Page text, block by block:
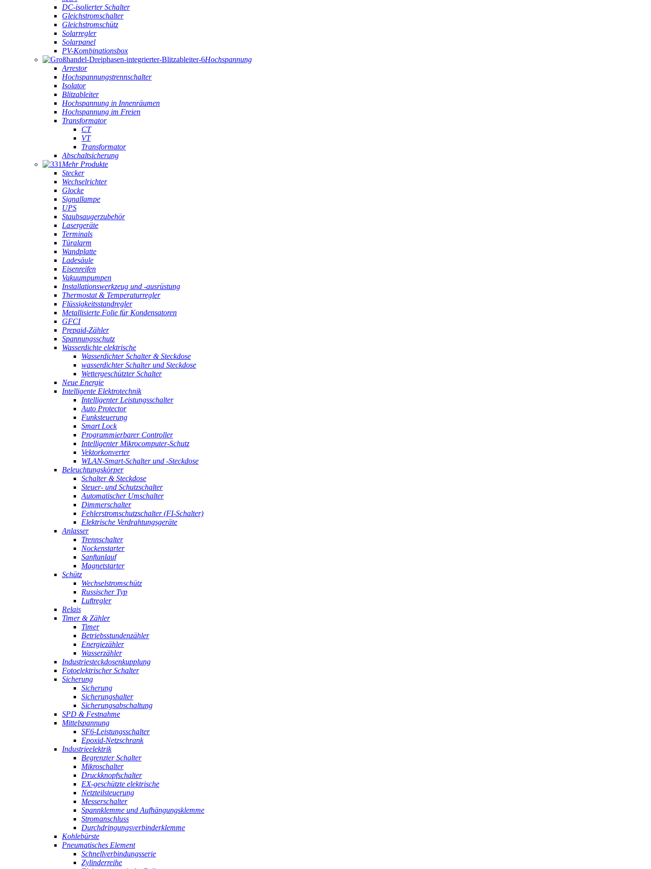
DC-isolierter Schalter
Gleichstromschalter
Gleichstromschütz
Solarregler
Solarpanel
PV-Kombinationsbox
Hochspannung
Arrestor
Hochspannungstrennschalter
Isolator
Blitzableiter
Hochspannung in Innenräumen
Hochspannung im Freien
Transformator
CT
VT
Transformator
Abschaltsicherung
Mehr Produkte
Stecker
Wechselrichter
Glocke
Signallampe
UPS
Staubsaugerzubehör
Lasergeräte
Terminals
Türalarm
Wandplatte
Ladesäule
Eisenreifen
Vakuumpumpen
Installationswerkzeug und -ausrüstung
Thermostat & Temperaturregler
Flüssigkeitsstandregler
Metallisierte Folie für Kondensatoren
GFCI
Prepaid-Zähler
Spannungsschutz
Wasserdichte elektrische
Wasserdichter Schalter & Steckdose
wasserdichter Schalter und Steckdose
Wettergeschützter Schalter
Neue Energie
Intelligente Elektrotechnik
Intelligenter Leistungsschalter
Auto Protector
Funksteuerung
Smart Lock
Programmierbarer Controller
Intelligenter Mikrocomputer-Schutz
Vektorkonverter
WLAN-Smart-Schalter und -Steckdose
Beleuchtungskörper
Schalter & Steckdose
Steuer- und Schutzschalter
Automatischer Umschalter
Dimmerschalter
Fehlerstromschutzschalter (FI-Schalter)
Elektrische Verdrahtungsgeräte
Anlasser
Trennschalter
Nockenstarter
Sanftanlauf
Magnetstarter
Schütz
Wechselstromschütz
Russischer Typ
Luftregler
Relais
Timer & Zähler
Timer
Betriebsstundenzähler
Energiezähler
Wasserzähler
Industriesteckdosenkupplung
Fotoelektrischer Schalter
Sicherung
Sicherung
Sicherungshalter
Sicherungsabschaltung
SPD & Festnahme
Mittelspannung
SF6-Leistungsschalter
Epoxid-Netzschrank
Industrieelektrik
Begrenzter Schalter
Mikroschalter
Druckknopfschalter
EX-geschützte elektrische
Netzteilsteuerung
Messerschalter
Spannklemme und Aufhängungsklemme
Stromanschluss
Durchdringungsverbinderklemme
Kohlebürste
Pneumatisches Element
Schnellverbindungsserie
Zylinderreihe